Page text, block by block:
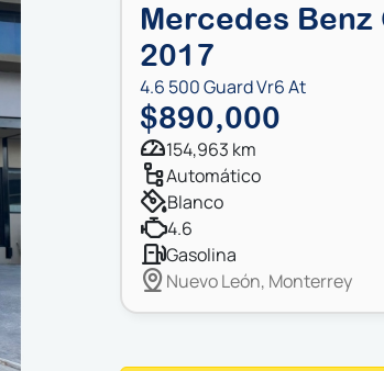
Mercedes Benz
2017
4.6 500 Guard Vr6 At
$890,000
154,963 km
automático
blanco
4.6
gasolina
Nuevo León, Monterrey